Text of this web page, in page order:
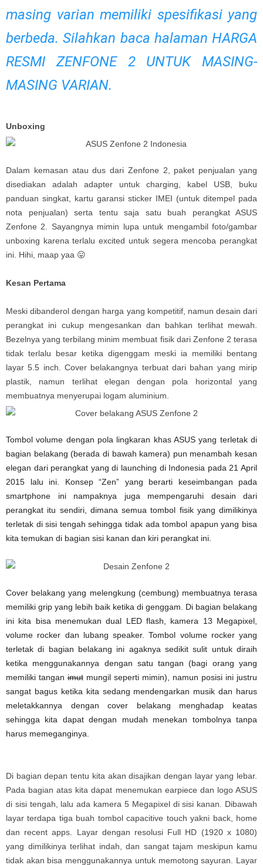
masing varian memiliki spesifikasi yang
berbeda. Silahkan baca halaman HARGA
RESMI ZENFONE 2 UNTUK MASING-
MASING VARIAN.
Unboxing
Dalam kemasan atau dus dari Zenfone 2, paket penjualan yang
disediakan adalah adapter untuk charging, kabel USB, buku
panduan singkat, kartu garansi sticker IMEI (untuk ditempel pada
nota penjualan) serta tentu saja satu buah perangkat ASUS
Zenfone 2. Sayangnya mimin lupa untuk mengambil foto/gambar
unboxing karena terlalu excited untuk segera mencoba perangkat
ini. Hihi, maap yaa 😛
Kesan Pertama
Meski dibanderol dengan harga yang kompetitif, namun desain dari
perangkat ini cukup mengesankan dan bahkan terlihat mewah.
Bezelnya yang terbilang minim membuat fisik dari Zenfone 2 terasa
tidak terlalu besar ketika digenggam meski ia memiliki bentang
layar 5.5 inch. Cover belakangnya terbuat dari bahan yang mirip
plastik, namun terlihat elegan dengan pola horizontal yang
membuatnya menyerupai logam aluminium.
Tombol volume dengan pola lingkaran khas ASUS yang terletak di
bagian belakang (berada di bawah kamera) pun menambah kesan
elegan dari perangkat yang di launching di Indonesia pada 21 April
2015 lalu ini. Konsep “Zen” yang berarti keseimbangan pada
smartphone ini nampaknya juga mempengaruhi desain dari
perangkat itu sendiri, dimana semua tombol fisik yang dimilikinya
terletak di sisi tengah sehingga tidak ada tombol apapun yang bisa
kita temukan di bagian sisi kanan dan kiri perangkat ini.
Cover belakang yang melengkung (cembung) membuatnya terasa
memiliki grip yang lebih baik ketika di genggam. Di bagian belakang
ini kita bisa menemukan dual LED flash, kamera 13 Megapixel,
volume rocker dan lubang speaker. Tombol volume rocker yang
terletak di bagian belakang ini agaknya sedikit sulit untuk diraih
ketika menggunakannya dengan satu tangan (bagi orang yang
memiliki tangan imut mungil seperti mimin), namun posisi ini justru
sangat bagus ketika kita sedang mendengarkan musik dan harus
meletakkannya dengan cover belakang menghadap keatas
sehingga kita dapat dengan mudah menekan tombolnya tanpa
harus memeganginya.
Di bagian depan tentu kita akan disajikan dengan layar yang lebar.
Pada bagian atas kita dapat menemukan earpiece dan logo ASUS
di sisi tengah, lalu ada kamera 5 Megapixel di sisi kanan. Dibawah
layar terdapa tiga buah tombol capacitive touch yakni back, home
dan recent apps. Layar dengan resolusi Full HD (1920 x 1080)
yang dimilikinya terlihat indah, dan sangat tajam meskipun kamu
tidak akan bisa menggunakannya untuk memotong sayuran. Layar